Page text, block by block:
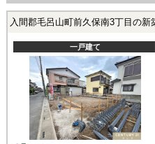
入間郡毛呂山町前久保南3丁目の新
一戸建て